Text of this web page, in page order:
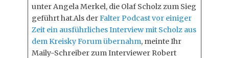
unter Angela Merkel, die Olaf Scholz zum Sieg
geführt hat.Als derFalter Podcast vor einiger
Zeit ein ausführliches Interview mit Scholz aus
dem Kreisky Forum übernahm, meinte Ihr
Maily-Schreiber zum Interviewer Robert